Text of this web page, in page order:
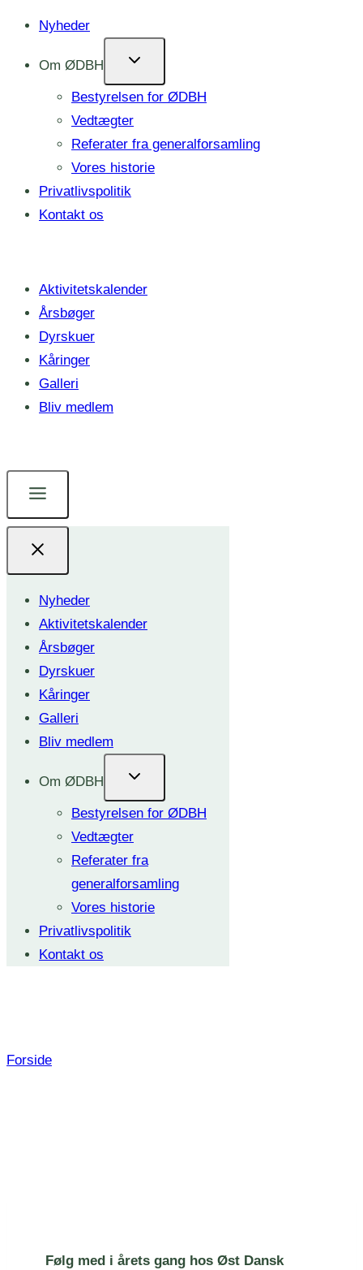
Fortsæt
indhold
Nyheder
Om ØDBH
Bestyrelsen for ØDBH
Vedtægter
Referater fra generalforsamling
Vores historie
Privatlivspolitik
Kontakt os
Aktivitetskalender
Årsbøger
Dyrskuer
Kåringer
Galleri
Bliv medlem
Nyheder
Aktivitetskalender
Årsbøger
Dyrskuer
Kåringer
Galleri
Bliv medlem
Om ØDBH
Bestyrelsen for ØDBH
Vedtægter
Referater fra
generalforsamling
Vores historie
Privatlivspolitik
Kontakt os
Forside
Følg med i årets gang hos Øst Dansk